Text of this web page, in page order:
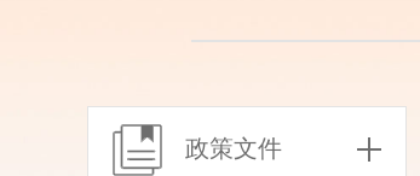
政策文件